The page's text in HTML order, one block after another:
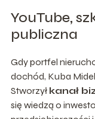
YouTube,
publiczna
Gdy portfel
dochód, Kuba
Stworzył kanał
się wiedzą o